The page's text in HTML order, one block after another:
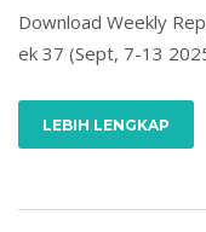
Download Weekly
ek 37 (Sept, 7-13
LEBIH LENGKAP